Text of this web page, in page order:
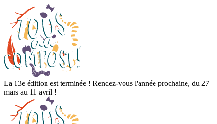
La 13e édition est terminée ! Rendez-vous l'année prochaine, du 27
mars au 11 avril !